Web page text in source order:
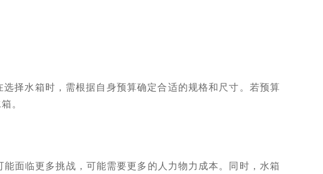
择水箱时，需根据自身预算确定合适的规格和尺寸。若预算
。
能面临更多挑战，可能需要更多的人力物力成本。同时，水箱